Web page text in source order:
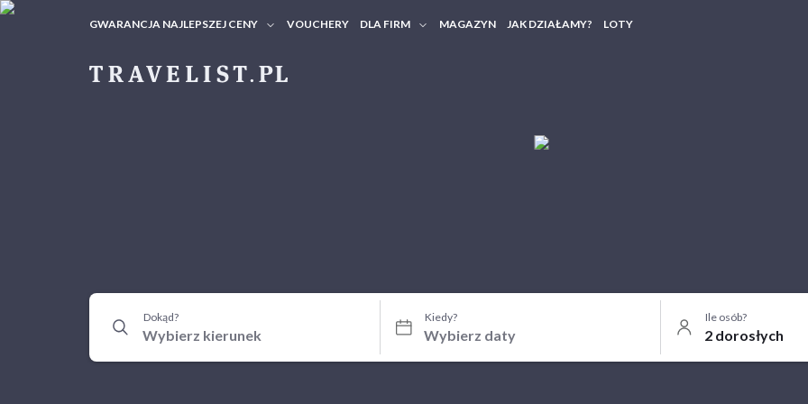
GWARANCJA NAJLEPSZEJ CENY VOUCHERY DLA FIRM MAGAZYN JAK DZIAŁAMY? LOTY
Dokąd? Kiedy? Ile osób?